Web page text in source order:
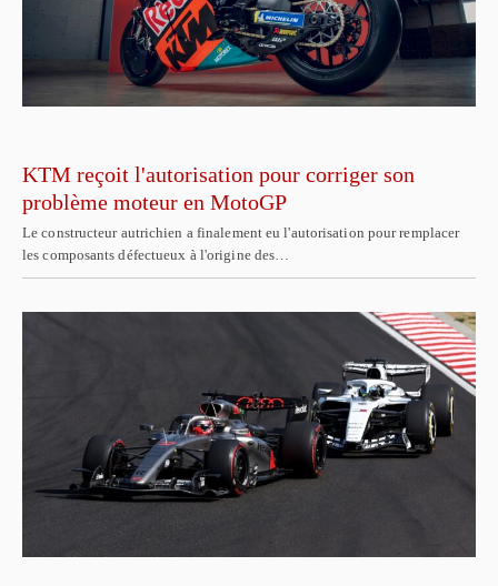
KTM reçoit l'autorisation pour corriger son
problème moteur en MotoGP
Le constructeur autrichien a finalement eu l'autorisation pour remplacer
les composants défectueux à l'origine des…